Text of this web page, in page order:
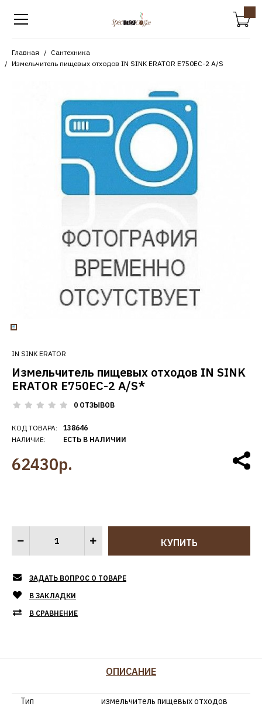
Главная
Сантехника
Измельчитель пищевых отходов IN SINK ERATOR E750EC-2 A/S
IN SINK ERATOR
Измельчитель пищевых отходов IN SINK
ERATOR E750EC-2 A/S*
0 ОТЗЫВОВ
КОД ТОВАРА:
НАЛИЧИЕ:
138646
ЕСТЬ В НАЛИЧИИ
62430р.
ЗАДАТЬ ВОПРОС О ТОВАРЕ
В ЗАКЛАДКИ
В СРАВНЕНИЕ
ОПИСАНИЕ
Тип
измельчитель пищевых отходов